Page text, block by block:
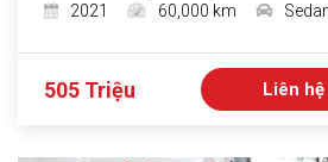
2021
60,000 km
505 Triệu Liên hệ